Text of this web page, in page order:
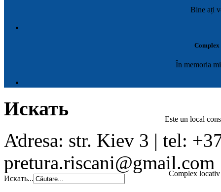
Bine ați
În memoria
Este un local
Complex
Искать
Adresa: str. Kiev 3 | tel:
pretura.riscani@gmail.com
Искать...